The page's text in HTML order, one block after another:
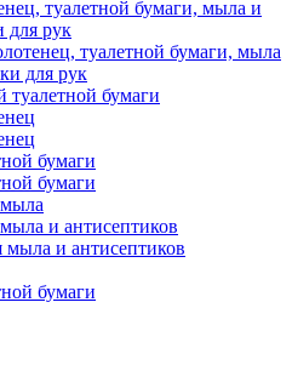
туалетной бумаги, мыла и
для рук
туалетной бумаги, мыла
для рук
туалетной бумаги
бумаги
бумаги
и антисептиков
мыла и антисептиков
бумаги